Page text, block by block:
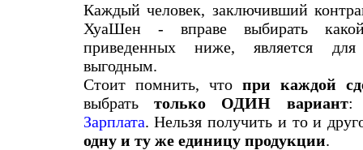
Каждый человек, заключивший
ХуаШен - вправе выбирать
приведенных ниже, является
выгодным.
Стоит помнить, что при каждой
выбрать только ОДИН вариант
Зарплата. Нельзя получить и то и
одну и ту же единицу продукции.